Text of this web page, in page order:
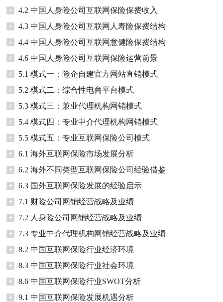
+
4.2 中国人身险公司互联网保险保费收入
+
4.3 中国人身险公司互联网人寿险保费结构
+
4.4 中国人身险公司互联网意健险保费结构
+
4.6 中国人身险公司互联网保险运营前景
+
5.1 模式一：险企自建官方网站直销模式
+
5.2 模式二：综合性电商平台模式
+
5.3 模式三：兼业代理机构网销模式
+
5.4 模式四：专业中介代理机构网销模式
+
5.5 模式五：专业互联网保险公司模式
+
6.1 海外互联网保险市场发展分析
+
6.2 海外不同类型互联网保险公司经验借鉴
+
6.3 国外互联网保险发展的经验启示
+
7.1 财险公司网销经营战略及业绩
+
7.2 人身险公司网销经营战略及业绩
+
7.3 专业中介代理机构网销经营战略及业绩
+
8.2 中国互联网保险行业经济环境
+
8.3 中国互联网保险行业社会环境
+
8.6 中国互联网保险行业SWOT分析
+
9.1 中国互联网保险发展机遇分析